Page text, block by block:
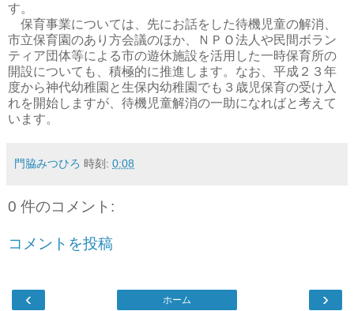
す。
保育事業については、先にお話をした待機児童の解消、
市立保育園のあり方会議のほか、ＮＰＯ法人や民間ボラン
ティア団体等による市の遊休施設を活用した一時保育所の
開設についても、積極的に推進します。なお、平成２３年
度から神代幼稚園と生保内幼稚園でも３歳児保育の受け入
れを開始しますが、待機児童解消の一助になればと考えて
います。
門脇みつひろ 時刻: 0:08
0 件のコメント:
コメントを投稿
‹ ›
ホーム